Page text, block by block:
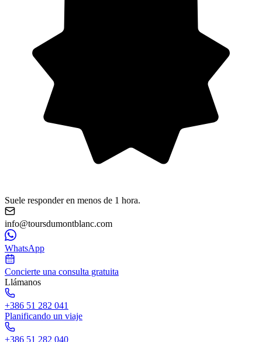
Suele responder en menos de 1 hora.
info@toursdumontblanc.com
WhatsApp
Concierte una consulta gratuita
Llámanos
+386 51 282 041
Planificando un viaje
+386 51 282 040